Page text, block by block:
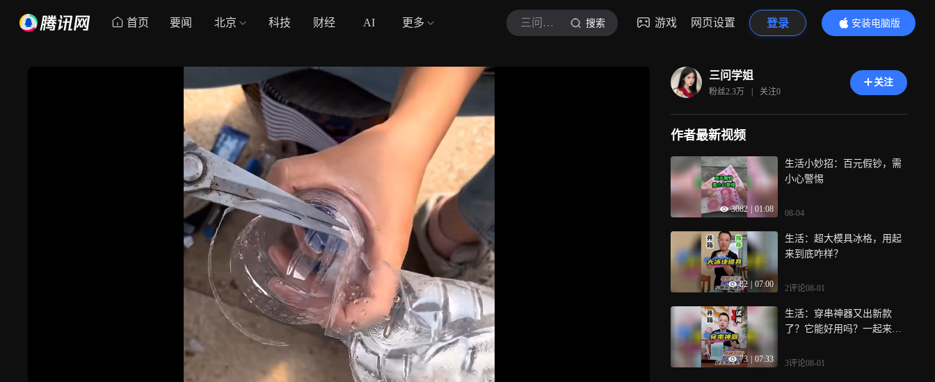
首页 要闻 北京 科技 财经 AI 更多 三问学姐 搜索 游戏 网页设置 登录
安装电脑版
内容更精彩
三问学姐
粉丝2.3万 | 关注0
关注
作者最新视频
3082 01:08
生活小妙招：百元假钞，需
小心警惕
08-04
82 07:00
生活：超大模具冰格，用起
来到底咋样？
2评论08-01
73 07:33
生活：穿串神器又出新款
了？它能好用吗？一起来看
3评论08-01